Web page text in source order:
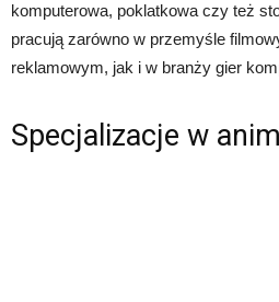
komputerowa, poklatkowa czy też
pracują zarówno w przemyśle
reklamowym, jak i w branży gier
Specjalizacje w